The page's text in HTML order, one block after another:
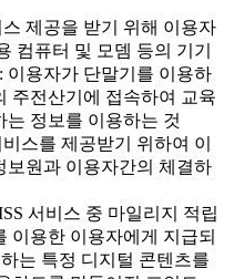
제공을 받기 위해 이용자
컴퓨터 및 모뎀 등의 기기
용자가 단말기를 이용하
주전산기에 접속하여 교육
는 정보를 이용하는 것
스를 제공받기 위하여 이
보원과 이용자간의 체결하
서비스 중 마일리지 적립
이용한 이용자에게 지급되
는 특정 디지털 콘텐츠를